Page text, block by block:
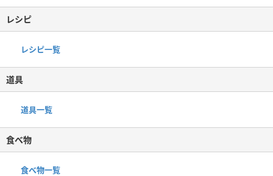
レシピ
レシピ一覧
道具
道具一覧
食べ物
食べ物一覧